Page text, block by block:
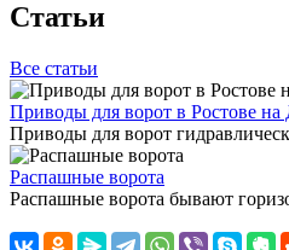
Статьи
Все статьи
Приводы для ворот в Ростове на
Приводы для ворот
Распашные ворота
Распашные ворота бывают